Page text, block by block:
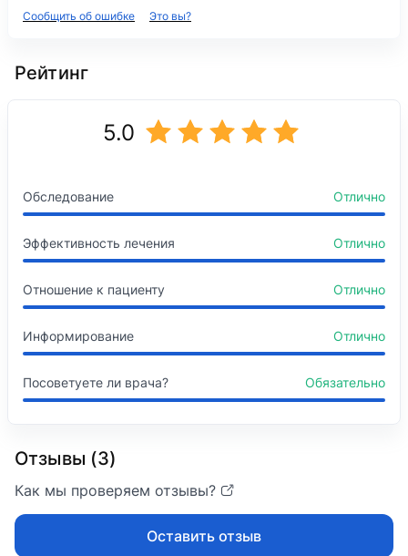
Сообщить об ошибке Это вы?
Рейтинг
5.0
Обследование Отлично
Эффективность лечения Отлично
Отношение к пациенту Отлично
Информирование Отлично
Посоветуете ли врача? Обязательно
Отзывы (3)
Как мы проверяем отзывы?
Оставить отзыв